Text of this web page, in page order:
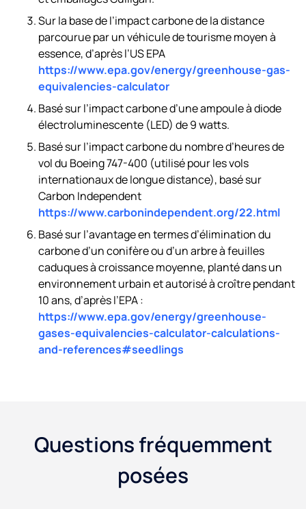
Sur la base de l’impact carbone de la distance
parcourue par un véhicule de tourisme moyen à
essence, d’après l’US EPA
https://www.epa.gov/energy/greenhouse-gas-
equivalencies-calculator
Basé sur l’impact carbone d’une ampoule à diode
électroluminescente (LED) de 9 watts.
Basé sur l’impact carbone du nombre d’heures de
vol du Boeing 747-400 (utilisé pour les vols
internationaux de longue distance), basé sur
Carbon Independent
https://www.carbonindependent.org/22.html
Basé sur l’avantage en termes d’élimination du
carbone d’un conifère ou d’un arbre à feuilles
caduques à croissance moyenne, planté dans un
environnement urbain et autorisé à croître pendant
10 ans, d’après l’EPA :
https://www.epa.gov/energy/greenhouse-
gases-equivalencies-calculator-calculations-
and-references#seedlings
Questions fréquemment
posées